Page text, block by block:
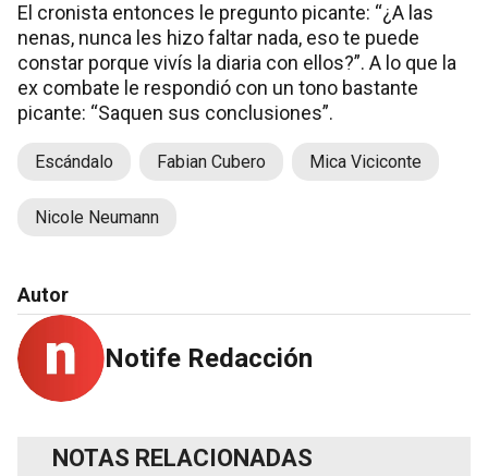
El cronista entonces le pregunto picante: “¿A las
nenas, nunca les hizo faltar nada, eso te puede
constar porque vivís la diaria con ellos?”. A lo que la
ex combate le respondió con un tono bastante
picante: “Saquen sus conclusiones”.
Escándalo Fabian Cubero Mica Viciconte
Nicole Neumann
Autor
Notife Redacción
NOTAS RELACIONADAS